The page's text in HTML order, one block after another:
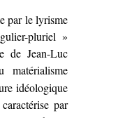
par le lyrisme
pluriel »
de Jean-Luc
matérialisme
idéologique
par